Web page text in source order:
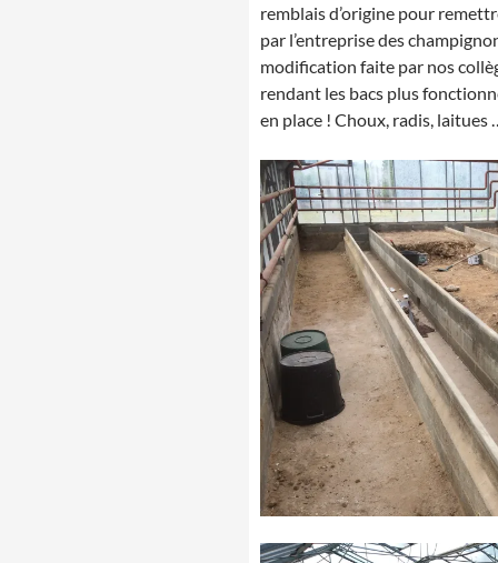
remblais d’origine pour
par l’entreprise des
modification faite par nos
rendant les bacs plus
en place ! Choux, radis, laitues